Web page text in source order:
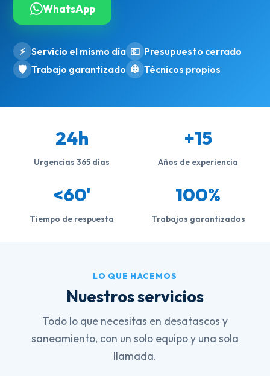
WhatsApp
⚡ Servicio el mismo día 💶 Presupuesto cerrado
🛡️ Trabajo garantizado 👷 Técnicos propios
24h
Urgencias 365 días
+15
Años de experiencia
<60'
Tiempo de respuesta
100%
Trabajos garantizados
LO QUE HACEMOS
Nuestros servicios
Todo lo que necesitas en desatascos y
saneamiento, con un solo equipo y una sola
llamada.